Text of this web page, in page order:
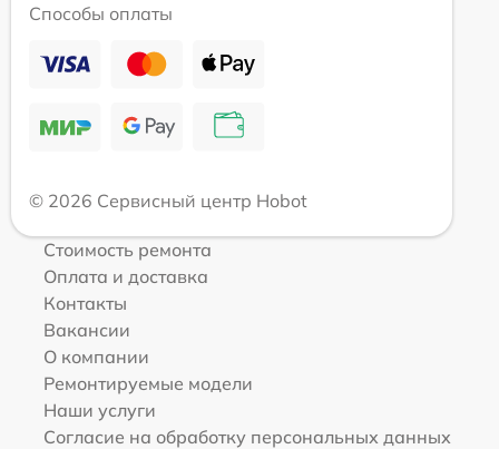
Способы оплаты
© 2026 Сервисный центр Hobot
Стоимость ремонта
Оплата и доставка
Контакты
Вакансии
О компании
Ремонтируемые модели
Наши услуги
Согласие на обработку персональных данных